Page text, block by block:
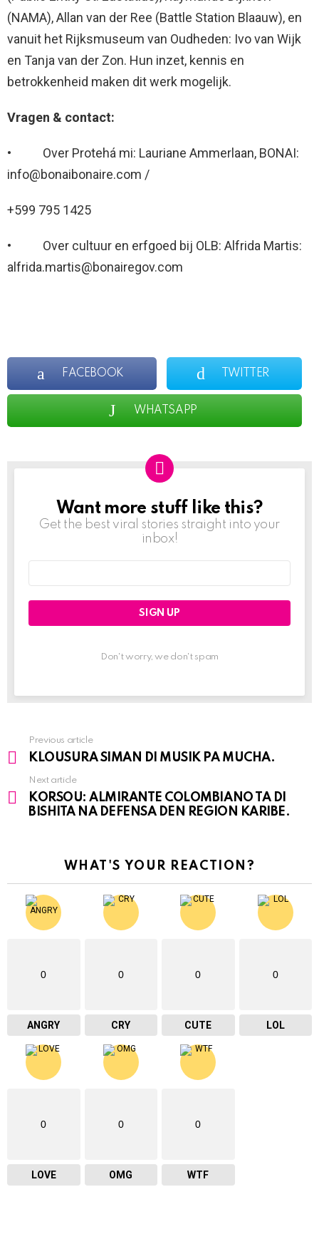
(NAMA), Allan van der Ree (Battle Station Blaauw), en
vanuit het Rijksmuseum van Oudheden: Ivo van Wijk
en Tanja van der Zon. Hun inzet, kennis en
betrokkenheid maken dit werk mogelijk.
Vragen & contact:
• Over Protehá mi: Lauriane Ammerlaan, BONAI:
info@bonaibonaire.com /
+599 795 1425
• Over cultuur en erfgoed bij OLB: Alfrida Martis:
alfrida.martis@bonairegov.com
FACEBOOK TWITTER
WHATSAPP
NEWSLETTER
Want more stuff like this?
Get the best viral stories straight into your
inbox!
Don't worry, we don't spam
See
more
Previous article
KLOUSURA SIMAN DI MUSIK PA MUCHA.
Next article
KORSOU: ALMIRANTE COLOMBIANO TA DI
BISHITA NA DEFENSA DEN REGION KARIBE.
WHAT'S YOUR REACTION?
0
ANGRY
0
CRY
0
CUTE
0
LOL
0
LOVE
0
OMG
0
WTF